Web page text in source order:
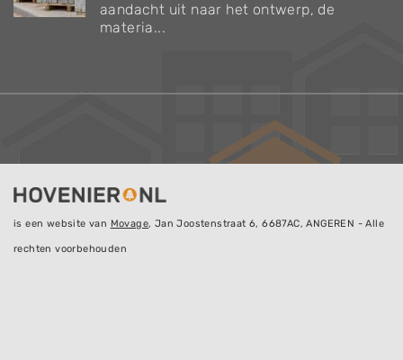
aandacht uit naar het ontwerp, de
materia...
is een website van Movage, Jan Joostenstraat 6, 6687AC, ANGEREN - Alle
rechten voorbehouden